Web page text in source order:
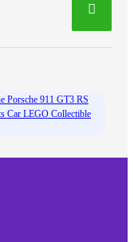
Porsche 911 GT3 RS
Car LEGO Collectible